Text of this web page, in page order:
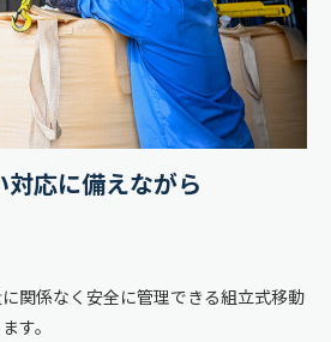
応に備えながら
関係なく安全に管理できる組立式移動
す。